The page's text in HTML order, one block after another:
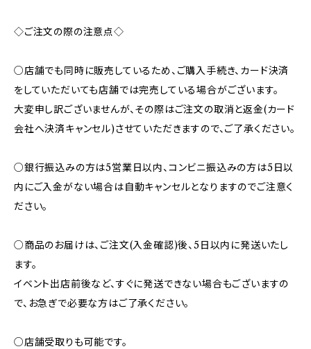
◇ご注文の際の注意点◇
○店舗でも同時に販売しているため、ご購入手続き、カード決済
をしていただいても店舗では完売している場合がございます。
大変申し訳ございませんが、その際はご注文の取消と返金(カード
会社へ決済キャンセル)させていただきますので、ご了承ください。
○銀行振込みの方は5営業日以内、コンビニ振込みの方は5日以
内にご入金がない場合は自動キャンセルとなりますのでご注意く
ださい。
○商品のお届けは、ご注文(入金確認)後、5日以内に発送いたし
ます。
イベント出店前後など、すぐに発送できない場合もございますの
で、お急ぎで必要な方はご了承ください。
○店舗受取りも可能です。